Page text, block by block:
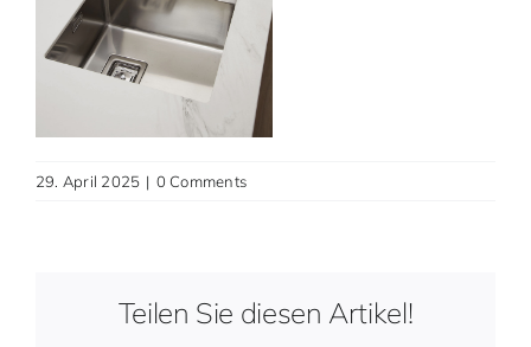
29. April 2025 | 0 Comments
Teilen Sie diesen Artikel!